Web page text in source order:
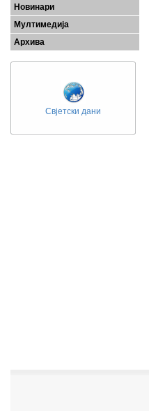
Новинари
Мултимедија
Архива
Свјетски дани